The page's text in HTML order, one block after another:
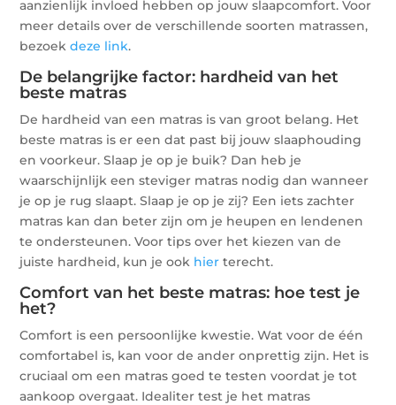
aanzienlijk invloed hebben op jouw slaapcomfort. Voor
meer details over de verschillende soorten matrassen,
bezoekdeze link.
De belangrijke factor: hardheid van het
beste matras
De hardheid van een matras is van groot belang. Het
beste matras is er een dat past bij jouw slaaphouding
en voorkeur. Slaap je op je buik? Dan heb je
waarschijnlijk een steviger matras nodig dan wanneer
je op je rug slaapt. Slaap je op je zij? Een iets zachter
matras kan dan beter zijn om je heupen en lendenen
te ondersteunen. Voor tips over het kiezen van de
juiste hardheid, kun je ook hier terecht.
Comfort van het beste matras: hoe test je
het?
Comfort is een persoonlijke kwestie. Wat voor de één
comfortabel is, kan voor de ander onprettig zijn. Het is
cruciaal om een matras goed te testen voordat je tot
aankoop overgaat. Idealiter test je het matras